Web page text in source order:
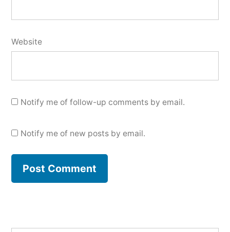
Website
Notify me of follow-up comments by email.
Notify me of new posts by email.